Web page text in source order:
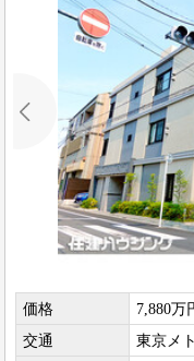
価格
7,880万
交通
東京メ